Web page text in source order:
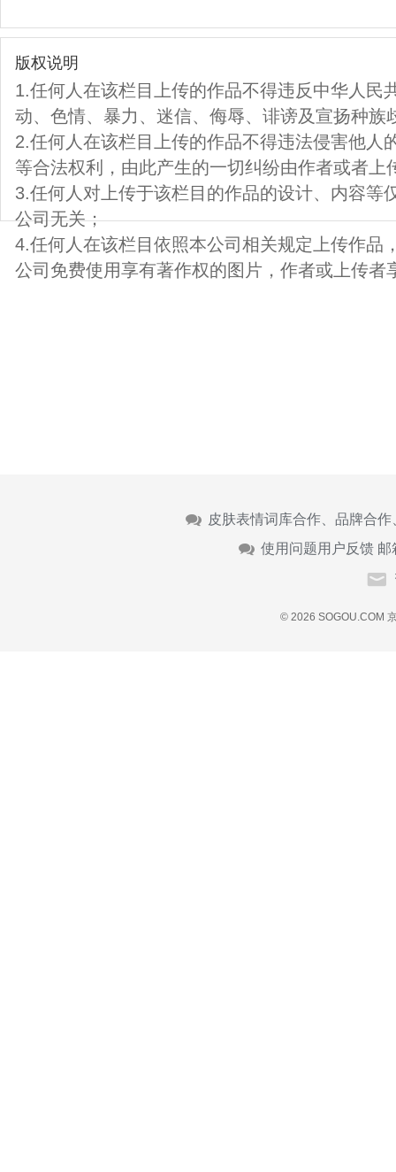
版权说明
1.任何人在该栏目上传的作品不得违反中华人民
动、色情、暴力、迷信、侮辱、诽谤及宣扬种族
2.任何人在该栏目上传的作品不得违法侵害他人
等合法权利，由此产生的一切纠纷由作者或者上
3.任何人对上传于该栏目的作品的设计、内容等
公司无关；
4.任何人在该栏目依照本公司相关规定上传作品
公司免费使用享有著作权的图片，作者或上传者
皮肤表情词库合作、品牌合
使用问题用户反馈 邮
© 2026 SOGOU.COM